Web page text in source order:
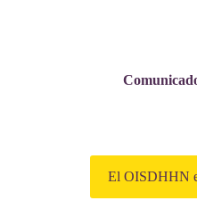
El OISDHHN